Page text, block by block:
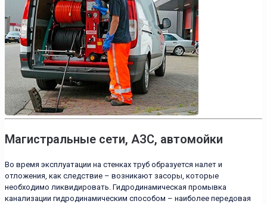
Магистральные сети, АЗС, автомойки
Во время эксплуатации на стенках труб образуется налет и
отложения, как следствие – возникают засоры, которые
необходимо ликвидировать. Гидродинамическая промывка
канализации гидродинамическим способом – наиболее передовая